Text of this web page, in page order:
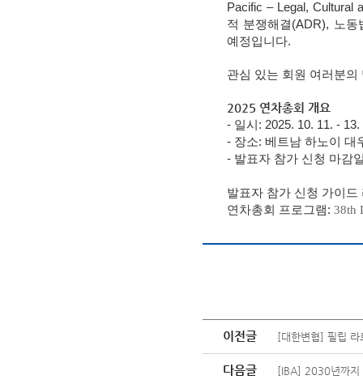
Pacific – Legal, Cultural
적 분쟁해결(ADR), 노
예정입니다.
관심 있는 회원 여러분
2025 연차총회 개요
- 일시: 2025. 10. 11. - 13.
- 장소: 베트남 하노이 대
- 발표자 참가 신청 마감
발표자 참가 신청 가이
연차총회 프로그램: 38th
이전글 [대한변협] 필립
다음글 [IBA] 2030년까지